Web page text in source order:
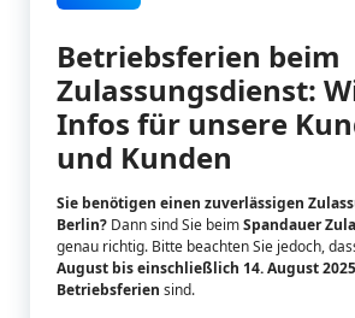
Betriebsferien beim
Zulassungsdienst:
Infos für unsere
und Kunden
Sie benötigen einen zuverlässigen
Berlin? Dann sind Sie beimSpandauer
genau richtig. Bitte beachten Sie jedoch,
August bis einschließlich 14. August 2025
Betriebsferien sind.